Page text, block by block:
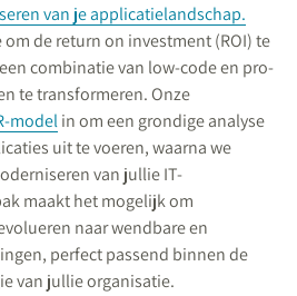
van je applicatielandschap.
de return on investment (ROI) te
combinatie van low-code en pro-
te transformeren. Onze
modelin om een grondige analyse
uit te voeren, waarna we
van jullie IT-
maakt het mogelijk om
naar wendbare en
perfect passend binnen de
van jullie organisatie.